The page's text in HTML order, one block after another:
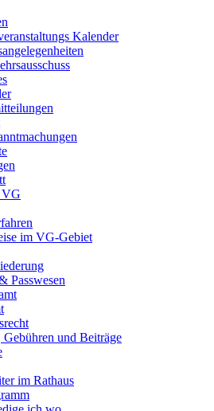
Kalender
VG
im VG-Gebiet
Passwesen
Gebühren und Beiträge
im Rathaus